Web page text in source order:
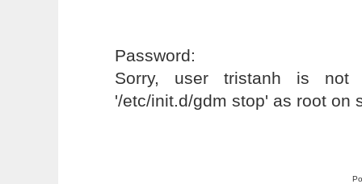
Password:
Sorry, user tristanh is not
'/etc/init.d/gdm stop' as root on